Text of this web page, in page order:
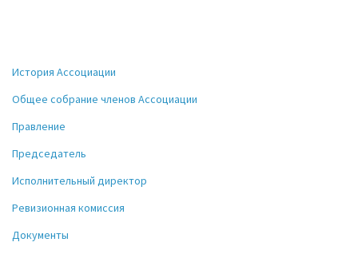
История Ассоциации
Общее собрание членов Ассоциации
Правление
Председатель
Исполнительный директор
Ревизионная комиссия
Документы